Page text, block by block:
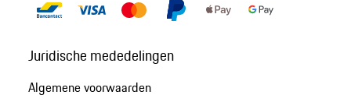
Juridische mededelingen
Algemene voorwaarden